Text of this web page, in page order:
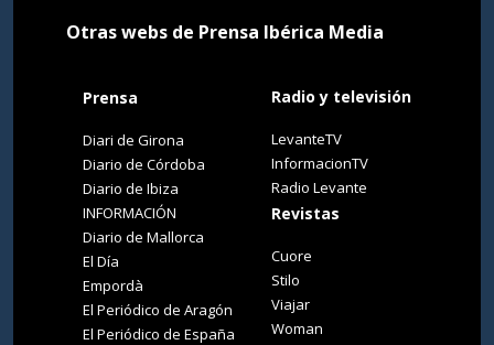
Otras webs de Prensa Ibérica Media
Prensa
Diari de Girona
Diario de Córdoba
Diario de Ibiza
INFORMACIÓN
Diario de Mallorca
El Día
Empordà
El Periódico de Aragón
El Periódico de España
Radio y televisión
LevanteTV
InformacionTV
Radio Levante
Revistas
Cuore
Stilo
Viajar
Woman